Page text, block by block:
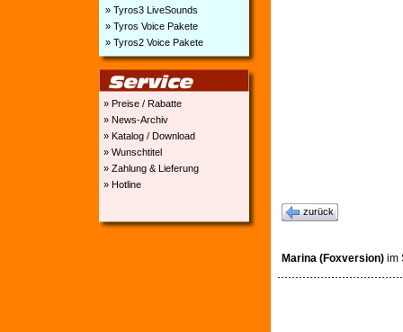
» Tyros3 LiveSounds
» Tyros Voice Pakete
» Tyros2 Voice Pakete
» Preise / Rabatte
» News-Archiv
» Katalog / Download
» Wunschtitel
» Zahlung & Lieferung
» Hotline
zurück
Marina (Foxversion) im